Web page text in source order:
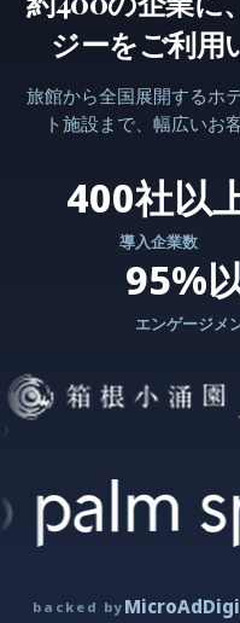
ジーをご利用
旅館から全国展開するホ
ト施設まで、幅広いお
400社以
導入企業数
95%
エンゲージメ
backed by MicroAd